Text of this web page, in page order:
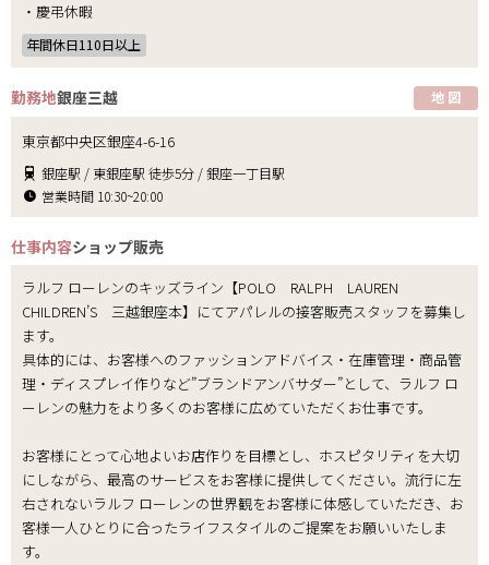
・慶弔休暇
年間休日110日以上
勤務地銀座三越 地 図
東京都中央区銀座4-6-16
銀座駅 / 東銀座駅 徒歩5分 / 銀座一丁目駅
営業時間 10:30~20:00
仕事内容ショップ販売
ラルフ ローレンのキッズライン【POLO RALPH LAUREN
CHILDREN’S 三越銀座本】にてアパレルの接客販売スタッフを募集し
ます。
具体的には、お客様へのファッションアドバイス・在庫管理・商品管
理・ディスプレイ作りなど”ブランドアンバサダー”として、ラルフ ロ
ーレンの魅力をより多くのお客様に広めていただくお仕事です。
お客様にとって心地よいお店作りを目標とし、ホスピタリティを大切
にしながら、最高のサービスをお客様に提供してください。流行に左
右されないラルフ ローレンの世界観をお客様に体感していただき、お
客様一人ひとりに合ったライフスタイルのご提案をお願いいたしま
す。